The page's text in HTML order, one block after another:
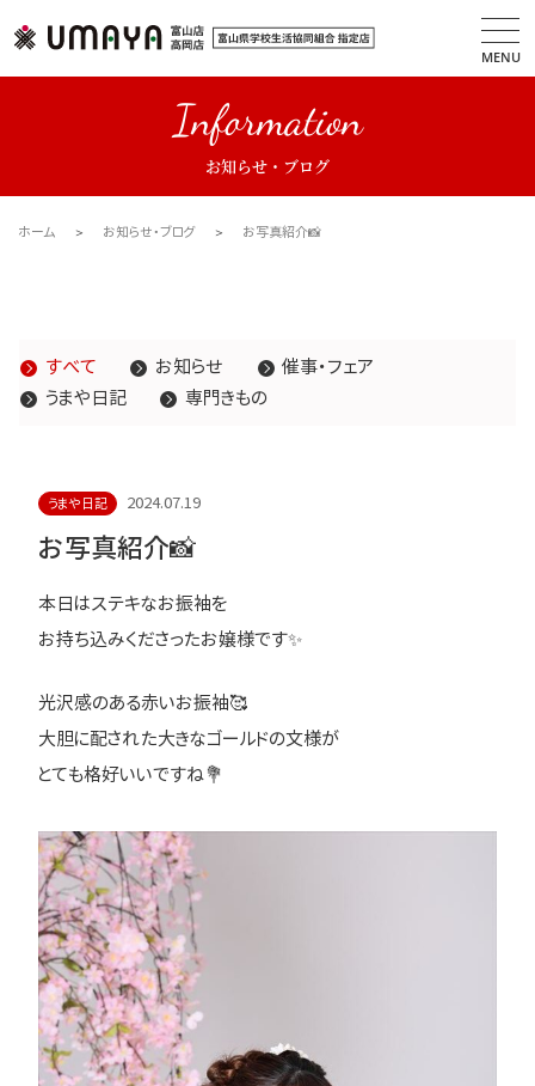
MENU
Information
お知らせ・ブログ
ホーム お知らせ・ブログ お写真紹介📸
すべて お知らせ
催事・フェア
うまや日記
専門きもの
うまや日記 2024.07.19
お写真紹介📸
本日はステキなお振袖を
お持ち込みくださったお嬢様です✨
光沢感のある赤いお振袖🥰
大胆に配された大きなゴールドの文様が
とても格好いいですね💐